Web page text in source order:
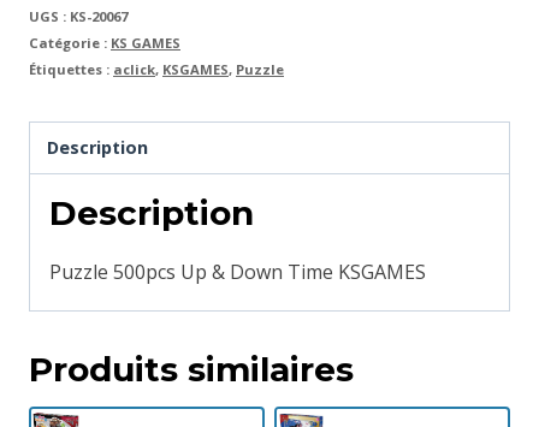
UGS : KS-20067
Catégorie : KS GAMES
Étiquettes : aclick, KSGAMES, Puzzle
Description
Description
Puzzle 500pcs Up & Down Time KSGAMES
Produits similaires